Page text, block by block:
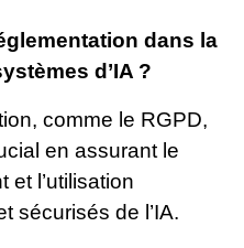
dans la
d’IA ?
comme le RGPD,
en assurant le
et l’utilisation
sécurisés de l’IA.